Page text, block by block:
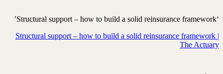
‘Structural support – how to build a solid reinsurance framework’
Structural support – how to build a solid reinsurance framework |
The Actuary